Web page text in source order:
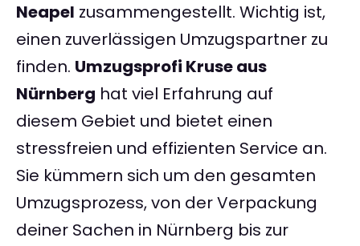
Neapel zusammengestellt. Wichtig ist,
einen zuverlässigen Umzugspartner zu
finden. Umzugsprofi Kruse aus
Nürnberg hat viel Erfahrung auf
diesem Gebiet und bietet einen
stressfreien und effizienten Service an.
Sie kümmern sich um den gesamten
Umzugsprozess, von der Verpackung
deiner Sachen in Nürnberg bis zur